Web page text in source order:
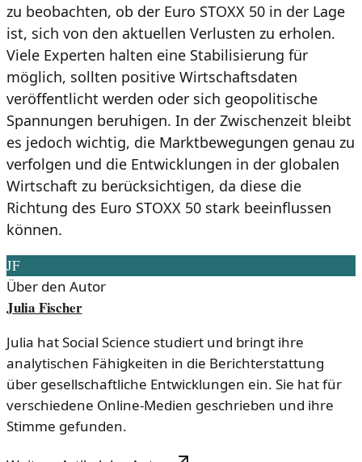
zu beobachten, ob der Euro STOXX 50 in der Lage
ist, sich von den aktuellen Verlusten zu erholen.
Viele Experten halten eine Stabilisierung für
möglich, sollten positive Wirtschaftsdaten
veröffentlicht werden oder sich geopolitische
Spannungen beruhigen. In der Zwischenzeit bleibt
es jedoch wichtig, die Marktbewegungen genau zu
verfolgen und die Entwicklungen in der globalen
Wirtschaft zu berücksichtigen, da diese die
Richtung des Euro STOXX 50 stark beeinflussen
können.
JF
Über den Autor
Julia Fischer
Julia hat Social Science studiert und bringt ihre
analytischen Fähigkeiten in die Berichterstattung
über gesellschaftliche Entwicklungen ein. Sie hat für
verschiedene Online-Medien geschrieben und ihre
Stimme gefunden.